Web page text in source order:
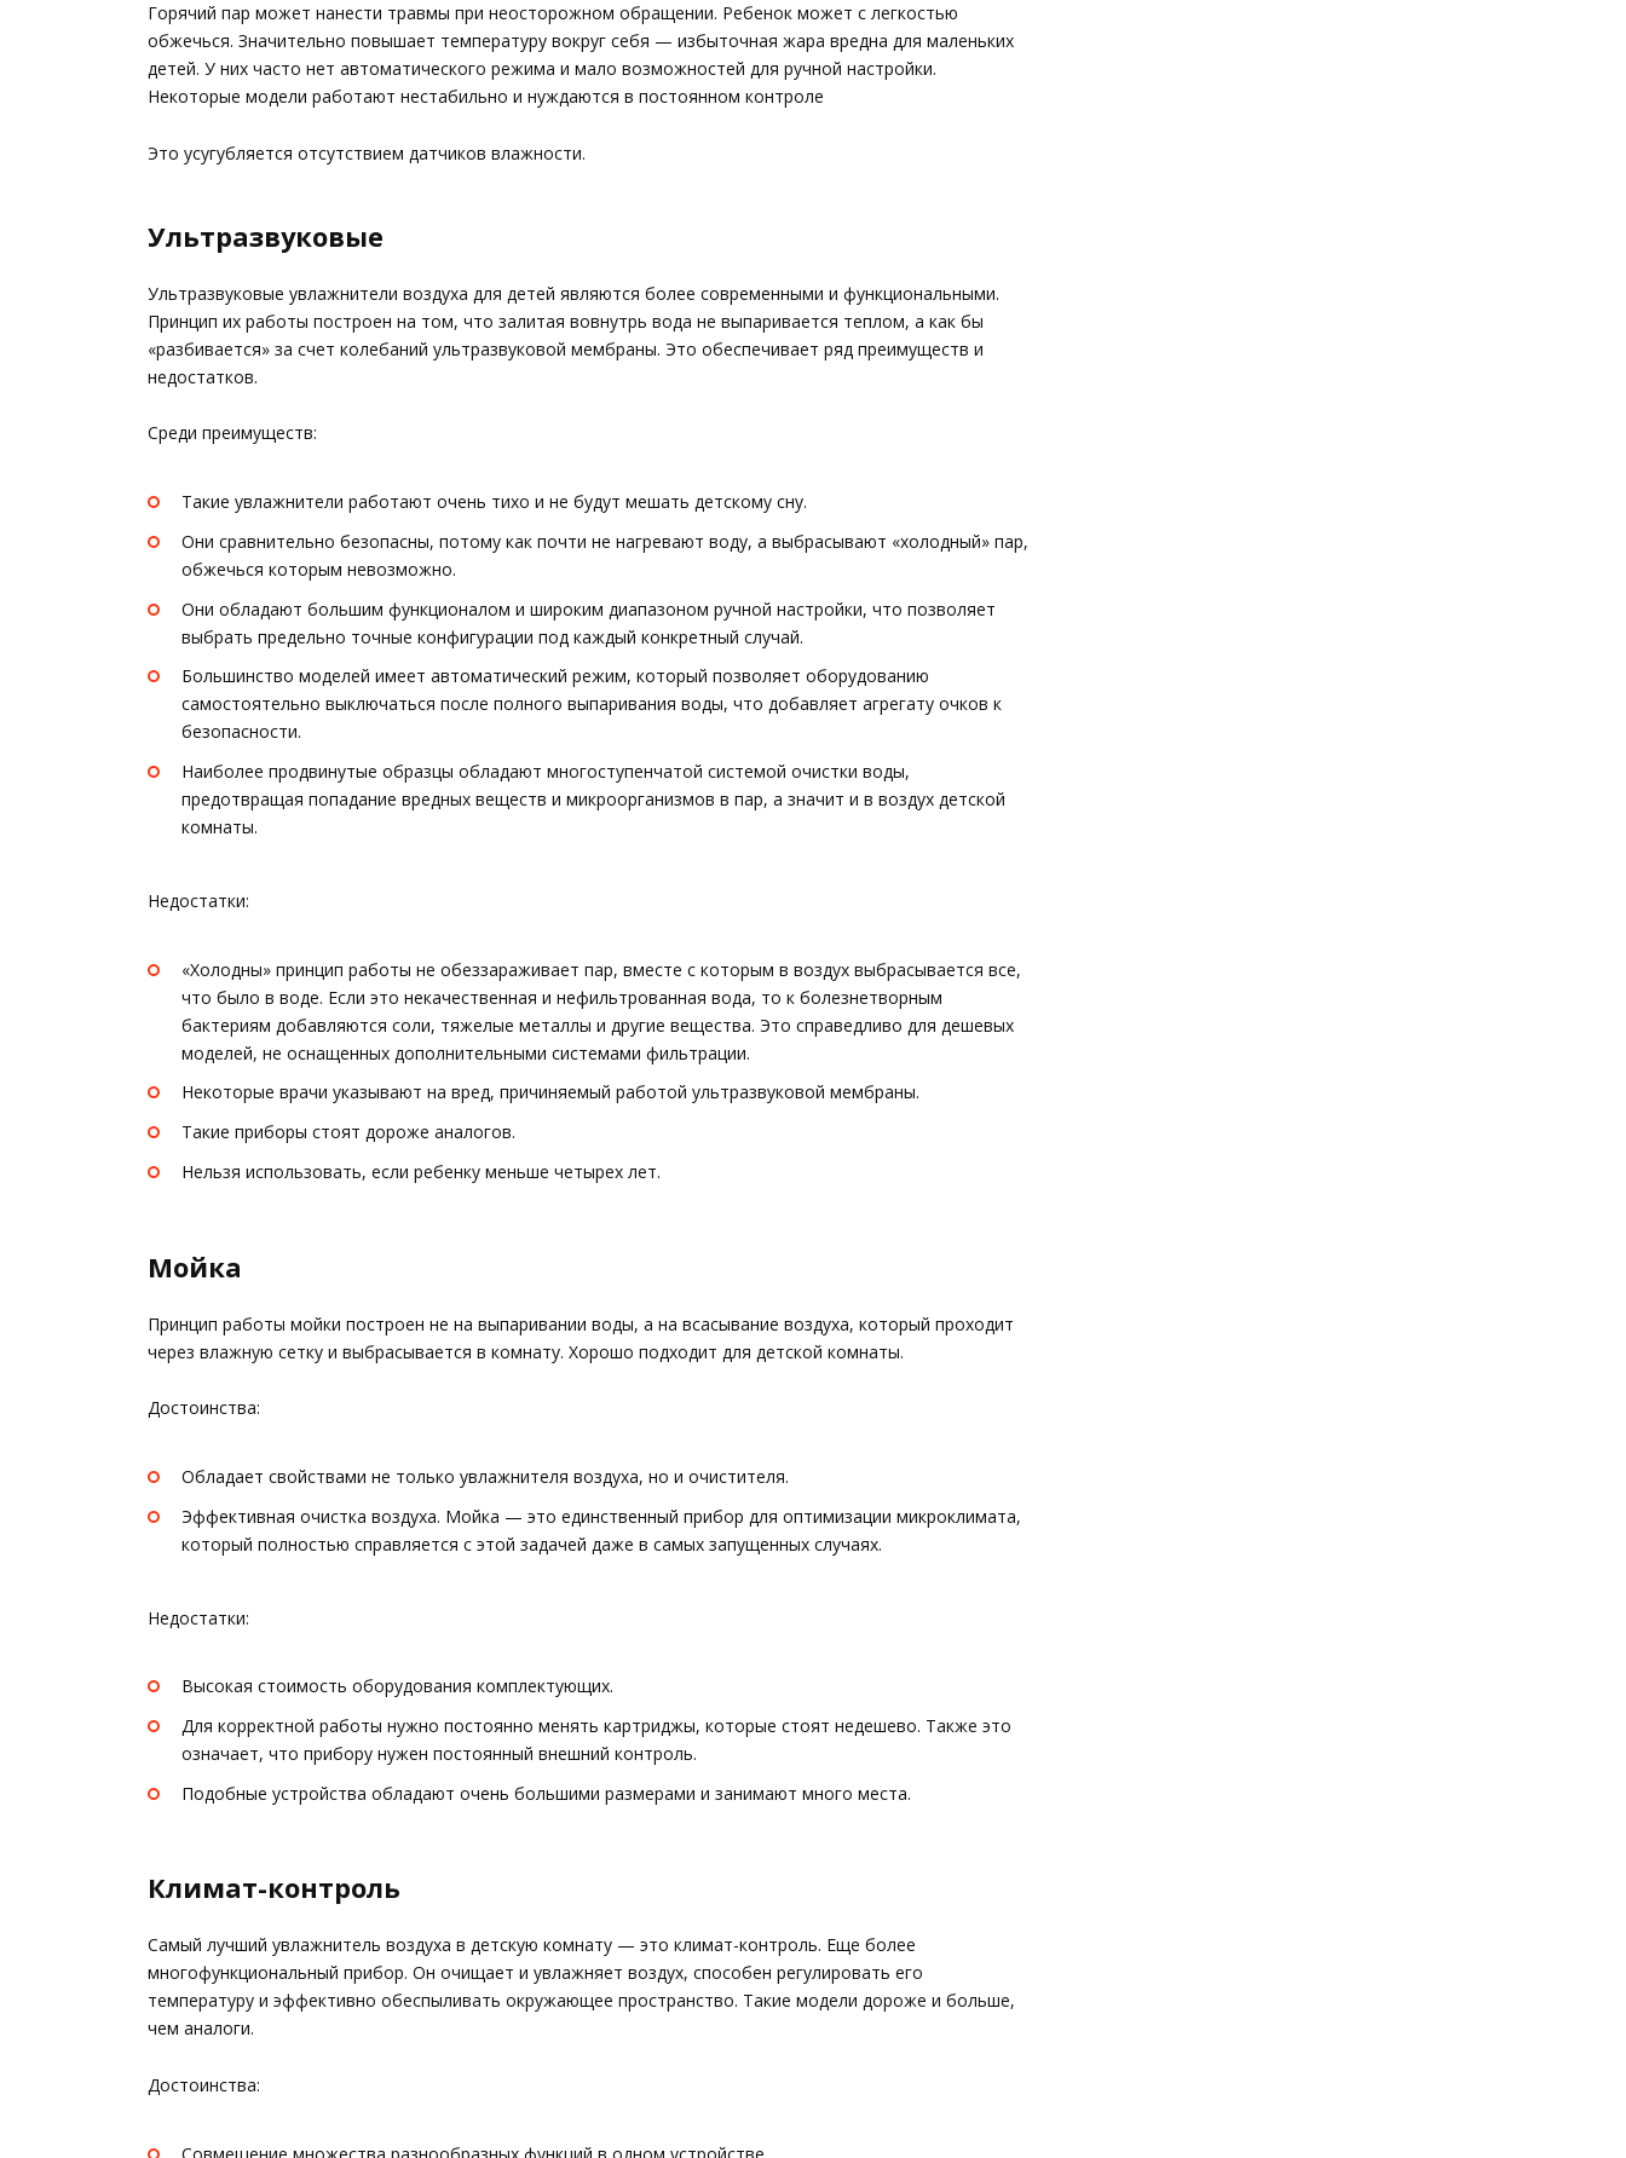
Горячий пар может нанести травмы при неосторожном обращении. Ребенок может с легкостью
обжечься. Значительно повышает температуру вокруг себя — избыточная жара вредна для маленьких
детей. У них часто нет автоматического режима и мало возможностей для ручной настройки.
Некоторые модели работают нестабильно и нуждаются в постоянном контроле
Это усугубляется отсутствием датчиков влажности.
Ультразвуковые
Ультразвуковые увлажнители воздуха для детей являются более современными и функциональными.
Принцип их работы построен на том, что залитая вовнутрь вода не выпаривается теплом, а как бы
«разбивается» за счет колебаний ультразвуковой мембраны. Это обеспечивает ряд преимуществ и
недостатков.
Среди преимуществ:
Такие увлажнители работают очень тихо и не будут мешать детскому сну.
Они сравнительно безопасны, потому как почти не нагревают воду, а выбрасывают «холодный» пар,
обжечься которым невозможно.
Они обладают большим функционалом и широким диапазоном ручной настройки, что позволяет
выбрать предельно точные конфигурации под каждый конкретный случай.
Большинство моделей имеет автоматический режим, который позволяет оборудованию
самостоятельно выключаться после полного выпаривания воды, что добавляет агрегату очков к
безопасности.
Наиболее продвинутые образцы обладают многоступенчатой системой очистки воды,
предотвращая попадание вредных веществ и микроорганизмов в пар, а значит и в воздух детской
комнаты.
Недостатки:
«Холодны» принцип работы не обеззараживает пар, вместе с которым в воздух выбрасывается все,
что было в воде. Если это некачественная и нефильтрованная вода, то к болезнетворным
бактериям добавляются соли, тяжелые металлы и другие вещества. Это справедливо для дешевых
моделей, не оснащенных дополнительными системами фильтрации.
Некоторые врачи указывают на вред, причиняемый работой ультразвуковой мембраны.
Такие приборы стоят дороже аналогов.
Нельзя использовать, если ребенку меньше четырех лет.
Мойка
Принцип работы мойки построен не на выпаривании воды, а на всасывание воздуха, который проходит
через влажную сетку и выбрасывается в комнату. Хорошо подходит для детской комнаты.
Достоинства:
Обладает свойствами не только увлажнителя воздуха, но и очистителя.
Эффективная очистка воздуха. Мойка — это единственный прибор для оптимизации микроклимата,
который полностью справляется с этой задачей даже в самых запущенных случаях.
Недостатки:
Высокая стоимость оборудования комплектующих.
Для корректной работы нужно постоянно менять картриджы, которые стоят недешево. Также это
означает, что прибору нужен постоянный внешний контроль.
Подобные устройства обладают очень большими размерами и занимают много места.
Климат-контроль
Самый лучший увлажнитель воздуха в детскую комнату — это климат-контроль. Еще более
многофункциональный прибор. Он очищает и увлажняет воздух, способен регулировать его
температуру и эффективно обеспыливать окружающее пространство. Такие модели дороже и больше,
чем аналоги.
Достоинства: